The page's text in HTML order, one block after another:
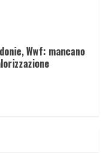
Wwf: mancano